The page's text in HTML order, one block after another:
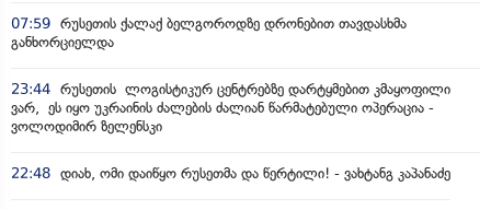
07:59 რუსეთის ქალაქ ბელგოროდზე დრონებით თავდასხმა
განხორციელდა
23:44 რუსეთის ლოგისტიკურ ცენტრებზე დარტყმებით კმაყოფილი
ვარ, ეს იყო უკრაინის ძალების ძალიან წარმატებული ოპერაცია -
ვოლოდიმირ ზელენსკი
22:48 დიახ, ომი დაიწყო რუსეთმა და წერტილი! - ვახტანგ კაპანაძე